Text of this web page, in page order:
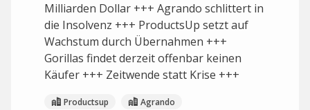
Milliarden Dollar +++ Agrando schlittert in
die Insolvenz +++ ProductsUp setzt auf
Wachstum durch Übernahmen +++
Gorillas findet derzeit offenbar keinen
Käufer +++ Zeitwende statt Krise +++
Productsup
Agrando